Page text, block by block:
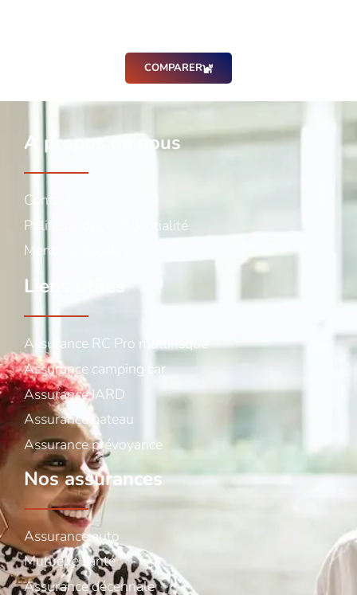
COMPARER
A propos de nous
Contact
Politique de confidentialité
Mentions légales
Liens utiles
Assurance RC Pro multirisque
Assurance camping car
Assurance IARD
Assurance bateau
Assurance prévoyance
Nos assurances
Assurance auto
Mutuelle santé
Assurance décennale